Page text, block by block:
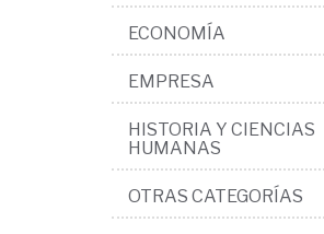
ECONOMÍA
EMPRESA
HISTORIA Y CIENCIAS
HUMANAS
OTRAS CATEGORÍAS